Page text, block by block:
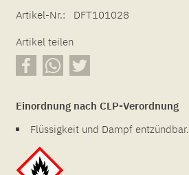
Artikel-Nr.:
DFT101028
Artikel teilen
Einordnung nach CLP-Verordnung
Flüssigkeit und Dampf entzündbar.